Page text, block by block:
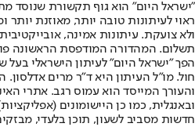
"ישראל היום" הוא גוף תקשורת שנוסד
ראוי לעיתונות טובה יותר, מאוזנת
ולא צועקת. עיתונות אמינה,
הפך "ישראל היום" לעיתון הישראלי בעל
חול. מו"ל העיתון היא ד"ר מרים
והעורך המייסד הוא עמוס רגב. אתרי
חדשות מסביב לשעון, תוכן בלעדי,